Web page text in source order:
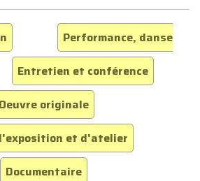
Performance, danse
Entretien et conférence
Oeuvre originale
et d'atelier
Documentaire